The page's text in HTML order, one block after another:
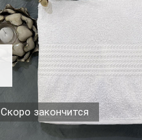
Скоро закончится